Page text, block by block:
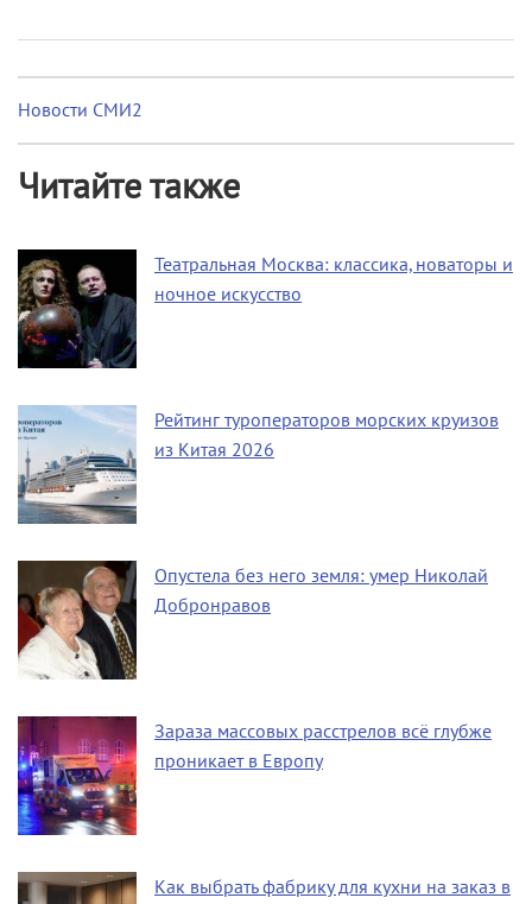
Новости СМИ2
Читайте также
Театральная Москва: классика, новаторы и
ночное искусство
Рейтинг туроператоров морских круизов
из Китая 2026
Опустела без него земля: умер Николай
Добронравов
Зараза массовых расстрелов всё глубже
проникает в Европу
Как выбрать фабрику для кухни на заказ в